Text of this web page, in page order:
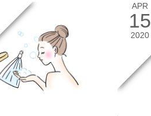
APR
15
2020